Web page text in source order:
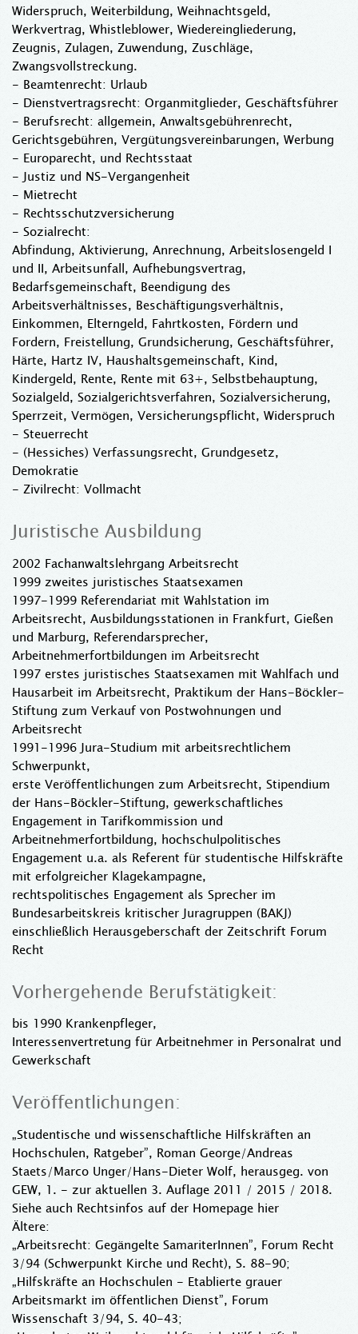
Widerspruch, Weiterbildung, Weihnachtsgeld,
Werkvertrag, Whistleblower, Wiedereingliederung,
Zeugnis, Zulagen, Zuwendung, Zuschläge,
Zwangsvollstreckung.
- Beamtenrecht: Urlaub
- Dienstvertragsrecht: Organmitglieder, Geschäftsführer
- Berufsrecht: allgemein, Anwaltsgebührenrecht,
Gerichtsgebühren, Vergütungsvereinbarungen, Werbung
- Europarecht, und Rechtsstaat
- Justiz und NS-Vergangenheit
- Mietrecht
- Rechtsschutzversicherung
- Sozialrecht:
Abfindung, Aktivierung, Anrechnung, Arbeitslosengeld I
und II, Arbeitsunfall, Aufhebungsvertrag,
Bedarfsgemeinschaft, Beendigung des
Arbeitsverhältnisses, Beschäftigungsverhältnis,
Einkommen, Elterngeld, Fahrtkosten, Fördern und
Fordern, Freistellung, Grundsicherung, Geschäftsführer,
Härte, Hartz IV, Haushaltsgemeinschaft, Kind,
Kindergeld, Rente, Rente mit 63+, Selbstbehauptung,
Sozialgeld, Sozialgerichtsverfahren, Sozialversicherung,
Sperrzeit, Vermögen, Versicherungspflicht, Widerspruch
- Steuerrecht
- (Hessiches) Verfassungsrecht, Grundgesetz,
Demokratie
- Zivilrecht: Vollmacht
Juristische Ausbildung
2002 Fachanwaltslehrgang Arbeitsrecht
1999 zweites juristisches Staatsexamen
1997-1999 Referendariat mit Wahlstation im
Arbeitsrecht, Ausbildungsstationen in Frankfurt, Gießen
und Marburg, Referendarsprecher,
Arbeitnehmerfortbildungen im Arbeitsrecht
1997 erstes juristisches Staatsexamen mit Wahlfach und
Hausarbeit im Arbeitsrecht, Praktikum der Hans-Böckler-
Stiftung zum Verkauf von Postwohnungen und
Arbeitsrecht
1991-1996 Jura-Studium mit arbeitsrechtlichem
Schwerpunkt,
erste Veröffentlichungen zum Arbeitsrecht, Stipendium
der Hans-Böckler-Stiftung, gewerkschaftliches
Engagement in Tarifkommission und
Arbeitnehmerfortbildung, hochschulpolitisches
Engagement u.a. als Referent für studentische Hilfskräfte
mit erfolgreicher Klagekampagne,
rechtspolitisches Engagement als Sprecher im
Bundesarbeitskreis kritischer Juragruppen (BAKJ)
einschließlich Herausgeberschaft der Zeitschrift Forum
Recht
Vorhergehende Berufstätigkeit:
bis 1990 Krankenpfleger,
Interessenvertretung für Arbeitnehmer in Personalrat und
Gewerkschaft
Veröffentlichungen:
„Studentische und wissenschaftliche Hilfskräften an
Hochschulen, Ratgeber”, Roman George/Andreas
Staets/Marco Unger/Hans-Dieter Wolf, herausgeg. von
GEW, 1. - zur aktuellen 3. Auflage 2011 / 2015 / 2018.
Siehe auch Rechtsinfos auf der Homepage hier
Ältere:
„Arbeitsrecht: Gegängelte SamariterInnen”, Forum Recht
3/94 (Schwerpunkt Kirche und Recht), S. 88-90;
„Hilfskräfte an Hochschulen - Etablierte grauer
Arbeitsmarkt im öffentlichen Dienst”, Forum
Wissenschaft 3/94, S. 40-43;